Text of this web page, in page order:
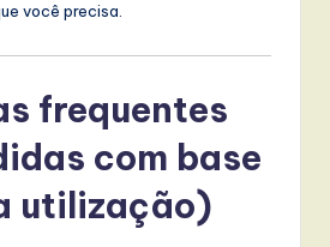
você precisa.
frequentes
com base
utilização)